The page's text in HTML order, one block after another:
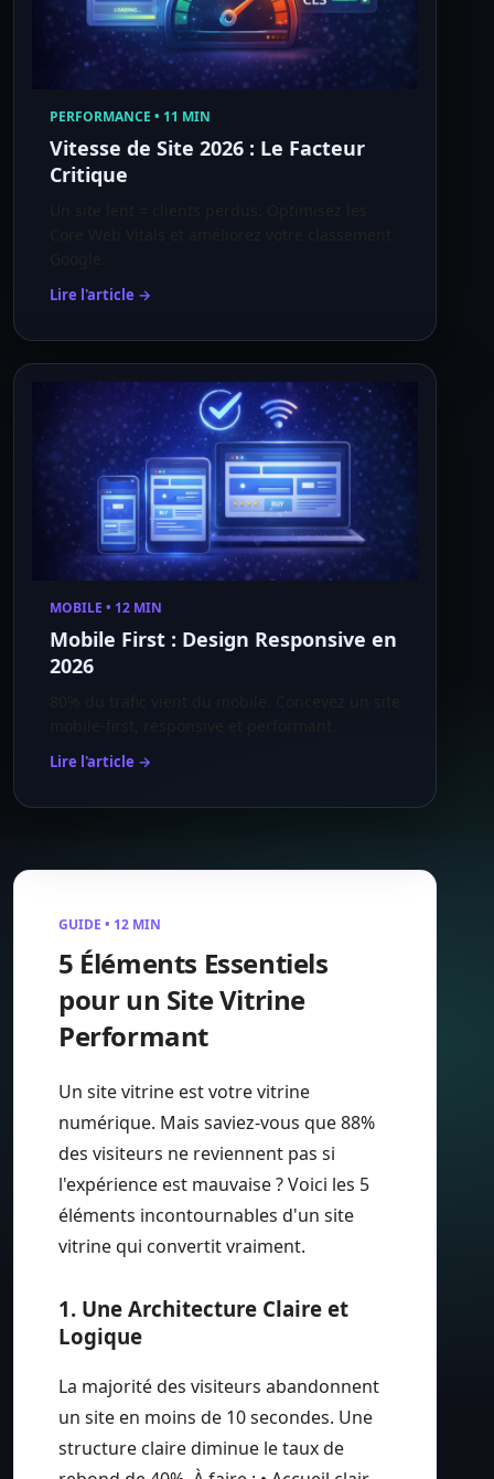
PERFORMANCE • 11 MIN
Vitesse de Site 2026 : Le Facteur
Critique
Lire l'article →
MOBILE • 12 MIN
Mobile First : Design Responsive en
2026
Lire l'article →
GUIDE • 12 MIN
5 Éléments Essentiels
pour un Site Vitrine
Performant
Un site vitrine est votre vitrine
numérique. Mais saviez-vous que 88%
des visiteurs ne reviennent pas si
l'expérience est mauvaise ? Voici les 5
éléments incontournables d'un site
vitrine qui convertit vraiment.
1. Une Architecture Claire et
Logique
La majorité des visiteurs abandonnent
un site en moins de 10 secondes. Une
structure claire diminue le taux de